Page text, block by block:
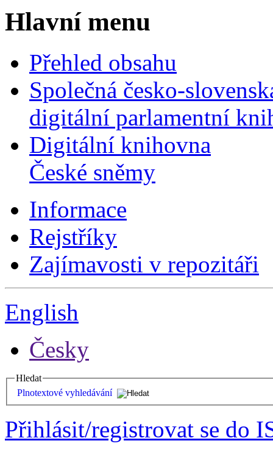
Hlavní menu
Přehled obsahu
Společná česko-
digitální parlamentní
Digitální knihovna
České sněmy
Informace
Rejstříky
Zajímavosti v repozitáři
English
Česky
Hledat
Plnotextové vyhledávání
Přihlásit/registrovat se do